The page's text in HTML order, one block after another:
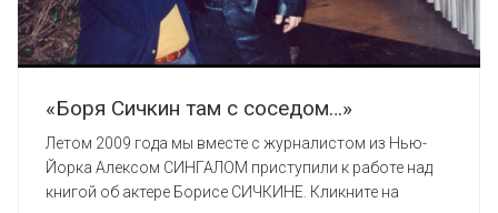
«Боря Сичкин там с соседом…»
Летом 2009 года мы вместе с журналистом из Нью-
Йорка Алексом СИНГАЛОМ приступили к работе над
книгой об актере Борисе СИЧКИНЕ. Кликните на